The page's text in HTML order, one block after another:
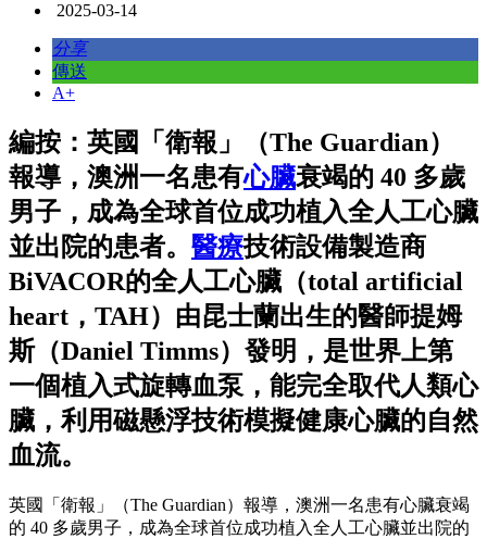
2025-03-14
分享
傳送
A+
編按：英國「衛報」（The Guardian）
報導，澳洲一名患有心臟衰竭的 40 多歲
男子，成為全球首位成功植入全人工心臟
並出院的患者。 醫療技術設備製造商
BiVACOR的全人工心臟（total artificial
heart，TAH）由昆士蘭出生的醫師提姆
斯（Daniel Timms）發明，是世界上第
一個植入式旋轉血泵，能完全取代人類心
臟，利用磁懸浮技術模擬健康心臟的自然
血流。
英國「衛報」（The Guardian）報導，澳洲一名患有心臟衰竭
的 40 多歲男子，成為全球首位成功植入全人工心臟並出院的